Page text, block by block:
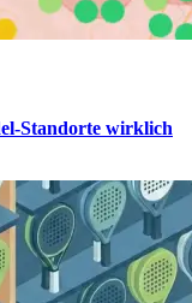
Standorte wirklich